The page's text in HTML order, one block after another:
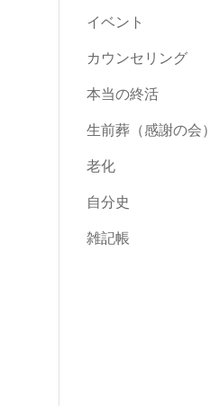
イベント
カウンセリング
本当の終活
生前葬（感謝の会）
老化
自分史
雑記帳